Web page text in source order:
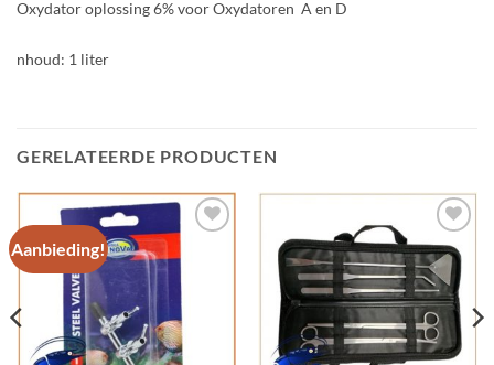
Oxydator oplossing 6% voor Oxydatoren A en D
nhoud: 1 liter
GERELATEERDE PRODUCTEN
Aanbieding!
Wishlist
Add to
Wishlist